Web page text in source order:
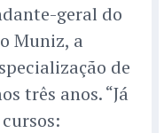
geral do
Muniz, a
de
três anos. “Já